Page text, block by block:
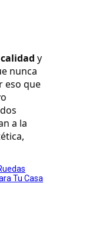
calidad y
nunca
eso que
a la